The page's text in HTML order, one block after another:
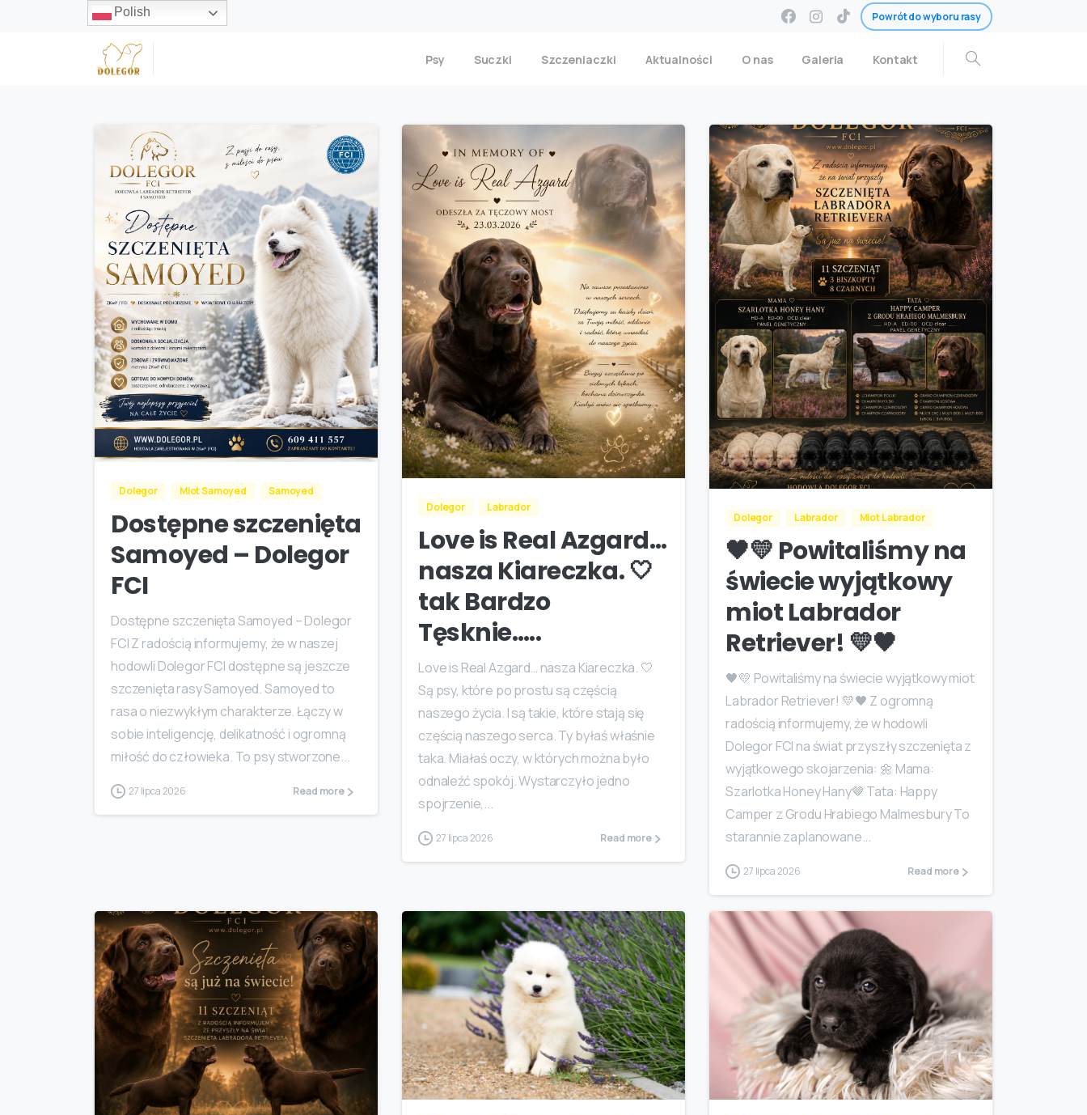
Powrót do wyboru rasy
Psy Suczki Szczeniaczki Aktualności O nas Galeria Kontakt
Dolegor Miot Samoyed Samoyed
Dostępne szczenięta
Samoyed – Dolegor
FCI
Dostępne szczenięta Samoyed – Dolegor
FCI Z radością informujemy, że w naszej
hodowli Dolegor FCI dostępne są jeszcze
szczenięta rasy Samoyed. Samoyed to
rasa o niezwykłym charakterze. Łączy w
sobie inteligencję, delikatność i ogromną
miłość do człowieka. To psy stworzone...
27 lipca 2026 Read more
Dolegor Labrador
Love is Real Azgard…
nasza Kiareczka. 🤍
tak Bardzo
Tęsknie…..
Love is Real Azgard… nasza Kiareczka. 🤍
Są psy, które po prostu są częścią
naszego życia. I są takie, które stają się
częścią naszego serca. Ty byłaś właśnie
taka. Miałaś oczy, w których można było
odnaleźć spokój. Wystarczyło jedno
spojrzenie,...
27 lipca 2026 Read more
Dolegor Labrador Miot Labrador
🖤💛 Powitaliśmy na
świecie wyjątkowy
miot Labrador
Retriever! 💛🖤
🖤💛 Powitaliśmy na świecie wyjątkowy miot
Labrador Retriever! 💛🖤 Z ogromną
radością informujemy, że w hodowli
Dolegor FCI na świat przyszły szczenięta z
wyjątkowego skojarzenia: 🌼 Mama:
Szarlotka Honey Hany🤎 Tata: Happy
Camper z Grodu Hrabiego Malmesbury To
starannie zaplanowane...
27 lipca 2026 Read more
Polish